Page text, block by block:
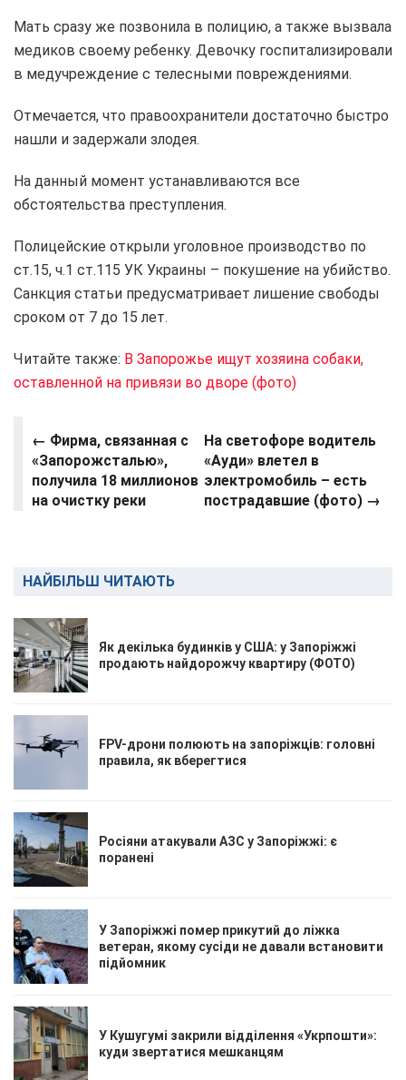
Мать сразу же позвонила в полицию, а также вызвала
медиков своему ребенку. Девочку госпитализировали
в медучреждение с телесными повреждениями.
Отмечается, что правоохранители достаточно быстро
нашли и задержали злодея.
На данный момент устанавливаются все
обстоятельства преступления.
Полицейские открыли уголовное производство по
ст.15, ч.1 ст.115 УК Украины – покушение на убийство.
Санкция статьи предусматривает лишение свободы
сроком от 7 до 15 лет.
Читайте также: В Запорожье ищут хозяина собаки,
оставленной на привязи во дворе (фото)
← Фирма, связанная с
«Запорожсталью»,
получила 18 миллионов
на очистку реки
На светофоре водитель
«Ауди» влетел в
электромобиль – есть
пострадавшие (фото) →
НАЙБІЛЬШ ЧИТАЮТЬ
Як декілька будинків у США: у Запоріжжі
продають найдорожчу квартиру (ФОТО)
FPV-дрони полюють на запоріжців: головні
правила, як вберегтися
Росіяни атакували АЗС у Запоріжжі: є
поранені
У Запоріжжі помер прикутий до ліжка
ветеран, якому сусіди не давали встановити
підйомник
У Кушугумі закрили відділення «Укрпошти»:
куди звертатися мешканцям